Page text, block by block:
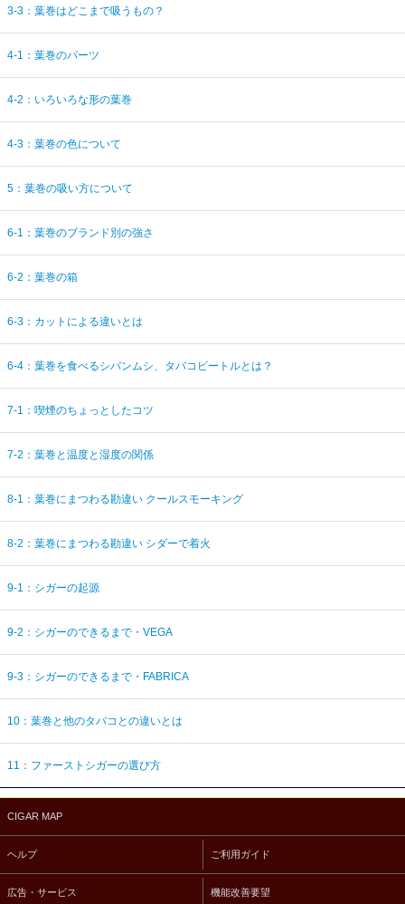
3-3：葉巻はどこまで吸うもの？
4-1：葉巻のパーツ
4-2：いろいろな形の葉巻
4-3：葉巻の色について
5：葉巻の吸い方について
6-1：葉巻のブランド別の強さ
6-2：葉巻の箱
6-3：カットによる違いとは
6-4：葉巻を食べるシバンムシ、タバコビートルとは？
7-1：喫煙のちょっとしたコツ
7-2：葉巻と温度と湿度の関係
8-1：葉巻にまつわる勘違い クールスモーキング
8-2：葉巻にまつわる勘違い シダーで着火
9-1：シガーの起源
9-2：シガーのできるまで・VEGA
9-3：シガーのできるまで・FABRICA
10：葉巻と他のタバコとの違いとは
11：ファーストシガーの選び方
CIGAR MAP
ヘルプ ご利用ガイド
広告・サービス 機能改善要望